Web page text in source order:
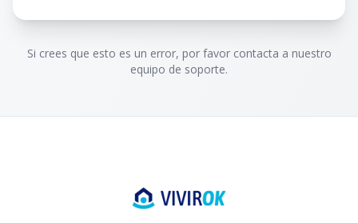
Si crees que esto es un error, por favor contacta a nuestro
equipo de soporte.